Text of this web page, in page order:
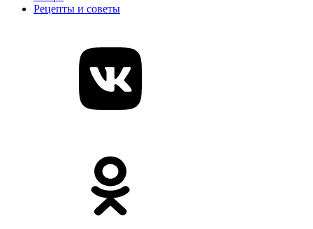
Рецепты и советы